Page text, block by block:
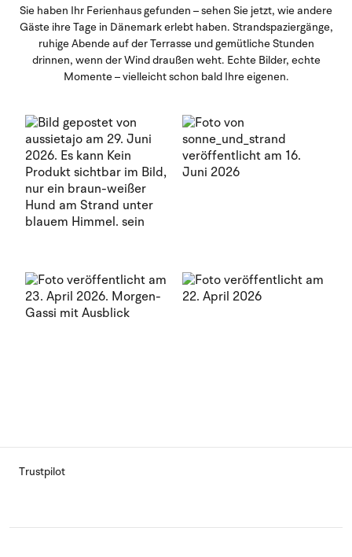
Sie haben Ihr Ferienhaus gefunden – sehen Sie jetzt, wie andere
Gäste ihre Tage in Dänemark erlebt haben. Strandspaziergänge,
ruhige Abende auf der Terrasse und gemütliche Stunden
drinnen, wenn der Wind draußen weht. Echte Bilder, echte
Momente – vielleicht schon bald Ihre eigenen.
Trustpilot